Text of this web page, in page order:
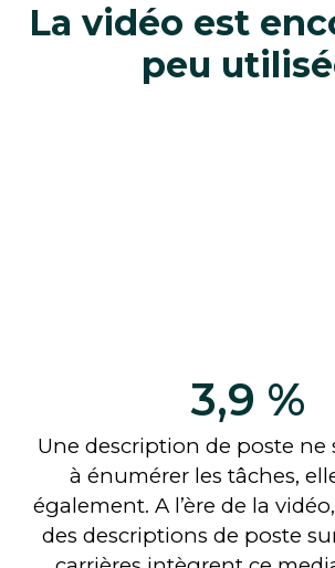
La vidéo est
peu
3,9 %
Une description de poste ne
à énumérer les tâches,
également. A l’ère de la
des descriptions de poste